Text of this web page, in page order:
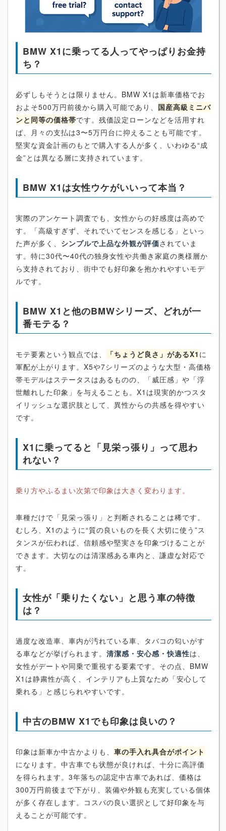
BMW X1に乗ってる人ってやっぱりお金持
ち？
必ずしもそうとは限りません。BMW X1は新車価格でお
およそ500万円前後から購入可能であり、 国産高級ミニバ
ンと同等の価格帯です。残価設定ローンなどを活用すれ
ば、月々の支払は3〜5万円台に抑えることも可能です。
堅実な資金計画のもとで購入する人が多く、いわゆる“成
金”とは異なる層に支持されています。
BMW X1は女性ウケがいいって本当？
実際のアンケート調査でも、女性からの好感度は高めで
す。「高級すぎず、それでいてセンスを感じる」といっ
た声が多く、 シンプルで上品な外観が評価されていま
す。特に30代〜40代の独身女性や共働き家庭の奥様層か
ら支持されており、街中でも好印象を抱かれやすいモデ
ルです。
BMW X1と他のBMWシリーズ、どれが一
番モテる？
モテ要素という観点では、 「ちょうど良さ」があるX1 に
軍配が上がります。X5や7シリーズのような大型・高価格
帯モデルはステータスはあるものの、「威圧感」や「浮
世離れした印象」を与えることも。X1は現実的かつスタ
イリッシュな選択肢として、異性からの共感を得やすい
です。
X1に乗ってると「見栄っ張り」って思わ
れない？
乗り方やふるまい次第で印象は大きく変わります。
車種だけで「見栄っ張り」と判断されることは稀です。
むしろ、X1のように“質の良いものを長く大切に使う”ス
タンスが伝われば、信頼感や堅実さを印象づけることが
できます。大切なのは清潔感ある車内と、謙虚な対応で
す。
女性が「乗りたくない」と思う車の特徴
は？
過度な改造車、車内が汚れている車、タバコの匂いがす
る車などが挙げられます。 清潔感・安心感・快適性は、
女性がデートや同乗で重視する要素です。その点、BMW
X1は静粛性が高く、インテリアも上質なため「安心して
乗れる」と感じられやすいです。
中古のBMW X1でも印象は良いの？
印象は新車か中古かよりも、 車の手入れ具合がポイント
になります。中古車でも状態が良ければ、十分に高評価
を得られます。3年落ちの認定中古車であれば、価格は
300万円前後まで下がり、装備や外観も充実している個体
が多く存在します。コスパの良い選択として好印象を与
えることが可能です。